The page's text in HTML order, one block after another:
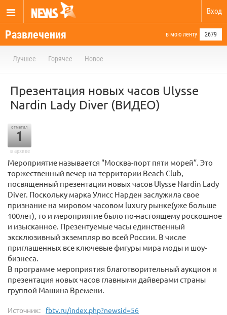
Вход
Развлечения в мою ленту 2679
Лучшее Горячее Новое
Презентация новых часов Ulysse
Nardin Lady Diver (ВИДЕО)
отметил
1
в архиве
Мероприятие называется "Москва-порт пяти морей”. Это
торжественный вечер на территории Beach Club,
посвященный презентации новых часов Ulysse Nardin Lady
Diver. Поскольку марка Улисс Нарден заслужила свое
признание на мировом часовом luxury рынке(уже больше
100лет), то и мероприятие было по-настоящему роскошное
и изысканное. Презентуемые часы единственный
эксклюзивный экземпляр во всей России. В числе
приглашенных все ключевые фигуры мира моды и шоу-
бизнеса.
В программе мероприятия благотворительный аукцион и
презентация новых часов главными дайверами страны
группой Машина Времени.
Источник: fbtv.ru/index.php?newsid=56